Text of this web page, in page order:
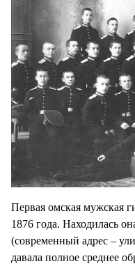
Первая омская мужская
1876 года. Находилась
(современный адрес –
давала полное среднее